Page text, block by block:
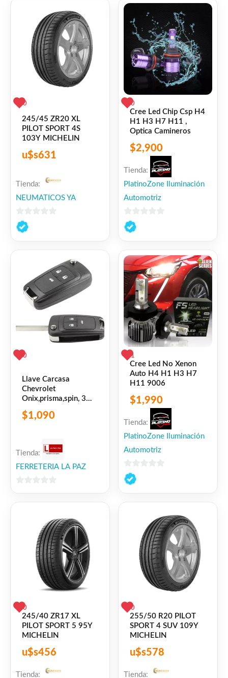
Share Facebook
WhatsApp
Gmail
EmailCopy
Link
Twitter
Share
❤ME GUSTA0
👍 0 personas recomiendan este producto
0
245/45 ZR20 XL
PILOT SPORT 4S
103Y MICHELIN
u$s631
Tienda:
NEUMATICOS YA
0
de
0
Cree Led Chip Csp H4
H1 H3 H7 H11 ,
Optica Camineros
$2,900
Tienda:
PlatinoZone Iluminación
Automotriz
0
de
0
Llave Carcasa
Chevrolet
Onix,prisma,spin, 3
Botones +1
$1,090
Tienda:
FERRETERIA LA PAZ
1
Cree Led No Xenon
Auto H4 H1 H3 H7
H11 9006
$1,990
Tienda:
PlatinoZone Iluminación
Automotriz
0
de
0
245/40 ZR17 XL
PILOT SPORT 5 95Y
MICHELIN
u$s456
Tienda:
0
255/50 R20 PILOT
SPORT 4 SUV 109Y
MICHELIN
u$s578
Tienda: